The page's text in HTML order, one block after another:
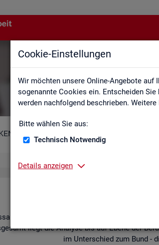
Cookie-Einstellungen
Wir möchten unsere Online-Angebote
sogenannte Cookies ein. Entscheiden
werden nachfolgend beschrieben.
Bitte wählen Sie aus:
Technisch Notwendig
Details anzeigen
der BA stellt dar, in wel­chen
liegt die Ana­ly­se bis auf Ebene der
im Un­ter­schied zum Bund -